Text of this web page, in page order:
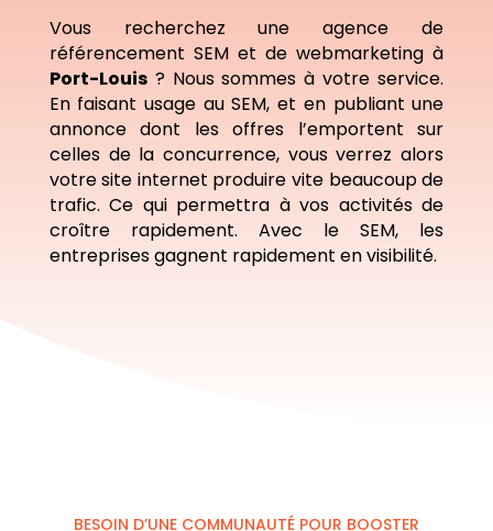
Vous recherchez une agence de
référencement SEM et de webmarketing à
Port-Louis? Nous sommes à votre service.
En faisant usage au SEM, et en publiant une
annonce dont les offres l’emportent sur
celles de la concurrence, vous verrez alors
votre site internet produire vite beaucoup de
trafic. Ce qui permettra à vos activités de
croître rapidement. Avec le SEM, les
entreprises gagnent rapidement en visibilité.
BESOIN D’UNE COMMUNAUTÉ POUR BOOSTER